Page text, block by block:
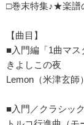
□巻末特集♪★楽
【曲目】
■入門編「1曲マ
きよしこの夜
Lemon（米津玄師）
■入門／クラシッ